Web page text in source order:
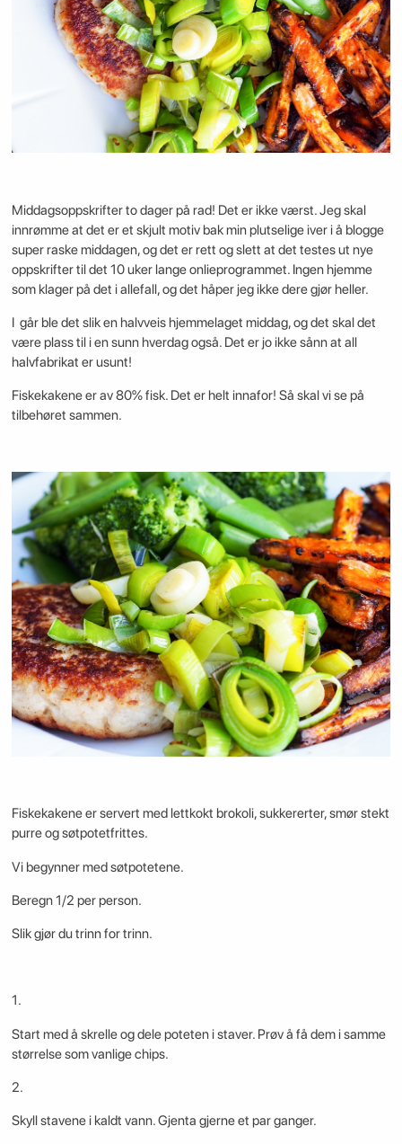
Middagsoppskrifter to dager på rad! Det er ikke værst. Jeg skal
innrømme at det er et skjult motiv bak min plutselige iver i å blogge
super raske middagen, og det er rett og slett at det testes ut nye
oppskrifter til det 10 uker lange onlieprogrammet. Ingen hjemme
som klager på det i allefall, og det håper jeg ikke dere gjør heller.
I går ble det slik en halvveis hjemmelaget middag, og det skal det
være plass til i en sunn hverdag også. Det er jo ikke sånn at all
halvfabrikat er usunt!
Fiskekakene er av 80% fisk. Det er helt innafor! Så skal vi se på
tilbehøret sammen.
Fiskekakene er servert med lettkokt brokoli, sukkererter, smør stekt
purre og søtpotetfrittes.
Vi begynner med søtpotetene.
Beregn 1/2 per person.
Slik gjør du trinn for trinn.
1.
Start med å skrelle og dele poteten i staver. Prøv å få dem i samme
størrelse som vanlige chips.
2.
Skyll stavene i kaldt vann. Gjenta gjerne et par ganger.